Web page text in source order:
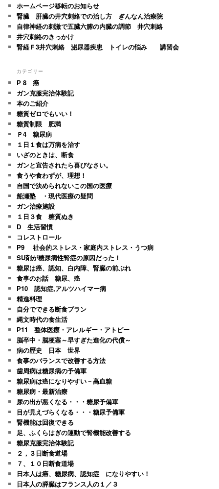
ホームページ移転のお知らせ
腎臓 肝臓の井穴刺絡での治し方 ぎんなん治療院
自律神経の刺激で五臓六腑の内臓の調節 井穴刺絡
井穴刺絡のきっかけ
腎経Ｆ3井穴刺絡 泌尿器疾患 トイレの悩み 講習会
カテゴリー
P 8 癌
ガン克服完治体験記
本のご紹介
糖質ゼロでもいい！
糖質制限 肥満
Ｐ4 糖尿病
１日１食は万病を治す
いざのときは、断食
ガンと宣告されたら喜びなさい。
食うや食わずが、理想！
自国で決められないこの国の医療
船瀬塾 ・現代医療の疑問
ガン治療施設
１日３食 糖質ぬき
D 生活習慣
コレストロール
P9 社会的ストレス・家庭内ストレス・うつ病
SU剤が糖尿病性腎症の原因だった！
糖尿は癌、認知、白内障、腎臓の前ぶれ
食事のお話 糖尿、癌
P10 認知症,アルツハイマー病
精進料理
自分でできる断食プラン
縄文時代の食生活
P11 整体医療・アレルギー・アトピー
脳卒中・脳梗塞～早すぎた進化の代償～
病の歴史 日本 世界
食事のバランスで改善する方法
歯周病は糖尿病の予備軍
糖尿病は癌になりやすい－高血糖
糖尿病・最新治療
尿の出が悪くなる・・・糖尿予備軍
目が見えづらくなる・・・糖尿予備軍
腎機能は回復できる
足、ふくらはぎの運動で腎機能改善する
糖尿克服完治体験記
２，３日断食道場
７、１０日断食道場
日本人は癌、糖尿病、認知症 になりやすい！
日本人の膵臓はフランス人の１／３